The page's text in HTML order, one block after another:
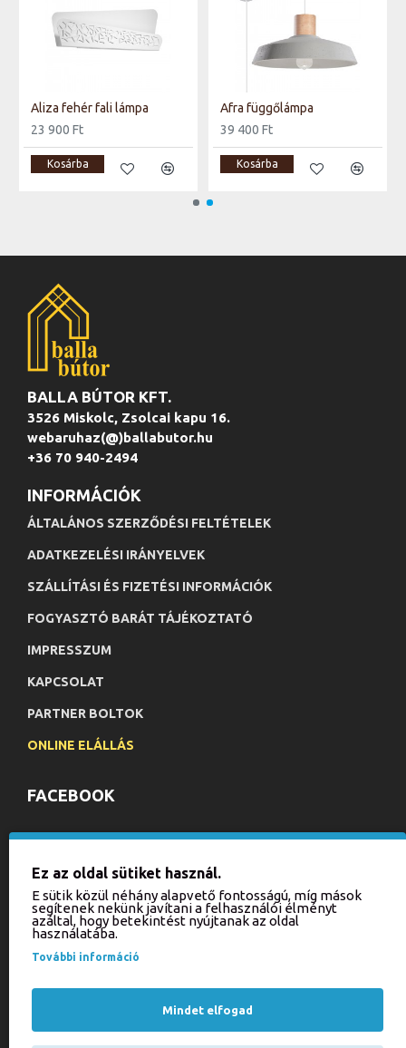
Aliza fehér fali lámpa
23 900 Ft
Kosárba
Afra függőlámpa
39 400 Ft
Kosárba
BALLA BÚTOR KFT.
3526 Miskolc, Zsolcai kapu 16.
webaruhaz(@)ballabutor.hu
+36 70 940-2494
INFORMÁCIÓK
ÁLTALÁNOS SZERZŐDÉSI FELTÉTELEK
ADATKEZELÉSI IRÁNYELVEK
SZÁLLÍTÁSI ÉS FIZETÉSI INFORMÁCIÓK
FOGYASZTÓ BARÁT TÁJÉKOZTATÓ
IMPRESSZUM
KAPCSOLAT
PARTNER BOLTOK
ONLINE ELÁLLÁS
FACEBOOK
akcióinkról és újdonságainkról!
az alábbi mezőbe!
Ez az oldal sütiket használ.
E sütik közül néhány alapvető fontosságú, míg mások
segítenek nekünk javítani a felhasználói élményt
azáltal, hogy betekintést nyújtanak az oldal
használatába.
További információ
Mindet elfogad